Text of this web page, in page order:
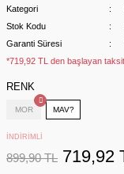
Kategori
Stok Kodu
Garanti Süresi
*719,92 TL den başlayan
RENK
MOR MAV?
İNDİRİMLİ
899,90 TL 719,92